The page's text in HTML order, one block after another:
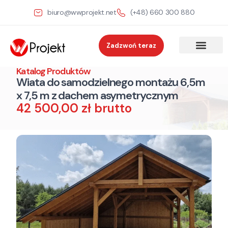
biuro@wwprojekt.net (+48) 660 300 880
Zadzwoń teraz
Katalog Produktów
Wiata do samodzielnego montażu 6,5m
x 7,5 m z dachem asymetrycznym
42 500,00 zł brutto